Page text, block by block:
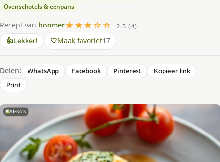
Ovenschotels & eenpans
Recept van boomer★★★☆☆
2.5 (4)
👍Lekker! Maak favoriet17
Delen: WhatsApp Facebook Pinterest
Kopieer link
Print
AI-kok